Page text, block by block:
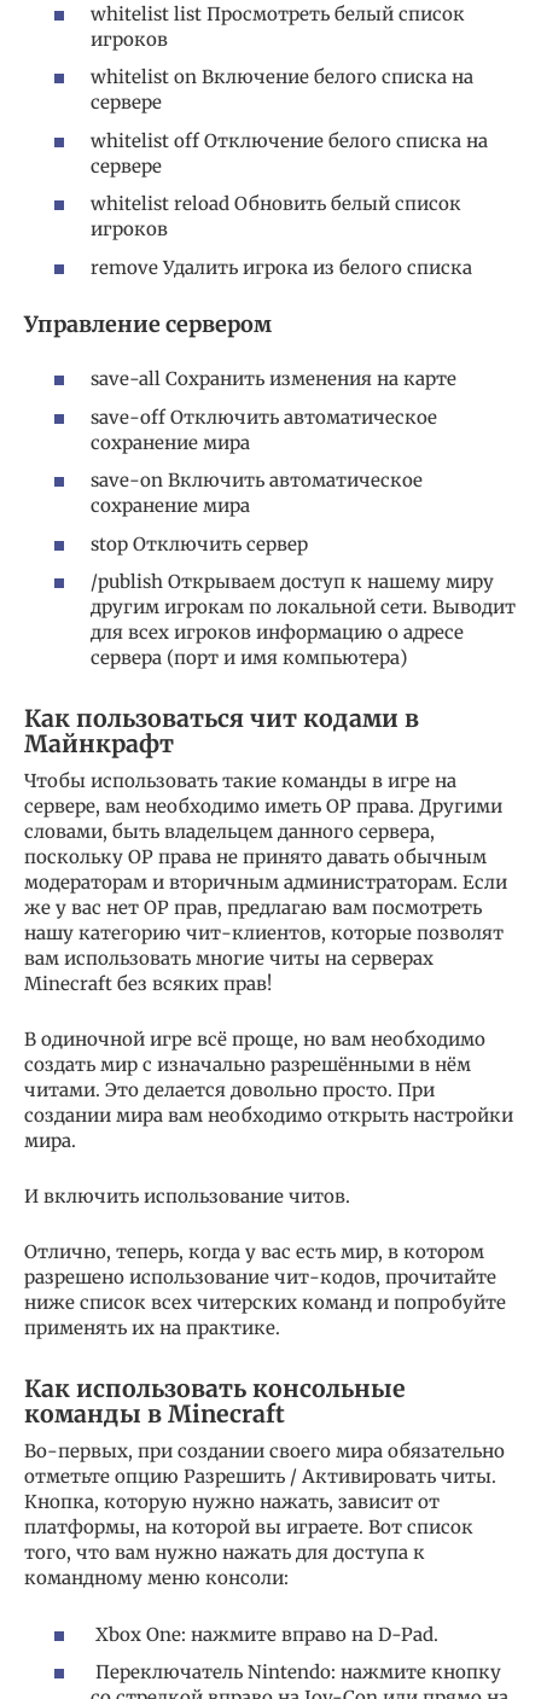
whitelist list Просмотреть белый список
игроков
whitelist on Включение белого списка на
сервере
whitelist off Отключение белого списка на
сервере
whitelist reload Обновить белый список
игроков
remove Удалить игрока из белого списка
Управление сервером
save-all Сохранить изменения на карте
save-off Отключить автоматическое
сохранение мира
save-on Включить автоматическое
сохранение мира
stop Отключить сервер
/publish Открываем доступ к нашему миру
другим игрокам по локальной сети. Выводит
для всех игроков информацию о адресе
сервера (порт и имя компьютера)
Как пользоваться чит кодами в
Майнкрафт
Чтобы использовать такие команды в игре на
сервере, вам необходимо иметь OP права. Другими
словами, быть владельцем данного сервера,
поскольку OP права не принято давать обычным
модераторам и вторичным администраторам. Если
же у вас нет OP прав, предлагаю вам посмотреть
нашу категорию чит-клиентов, которые позволят
вам использовать многие читы на серверах
Minecraft без всяких прав!
В одиночной игре всё проще, но вам необходимо
создать мир с изначально разрешёнными в нём
читами. Это делается довольно просто. При
создании мира вам необходимо открыть настройки
мира.
И включить использование читов.
Отлично, теперь, когда у вас есть мир, в котором
разрешено использование чит-кодов, прочитайте
ниже список всех читерских команд и попробуйте
применять их на практике.
Как использовать консольные
команды в Minecraft
Во-первых, при создании своего мира обязательно
отметьте опцию Разрешить / Активировать читы.
Кнопка, которую нужно нажать, зависит от
платформы, на которой вы играете. Вот список
того, что вам нужно нажать для доступа к
командному меню консоли:
Xbox One: нажмите вправо на D-Pad.
Переключатель Nintendo: нажмите кнопку